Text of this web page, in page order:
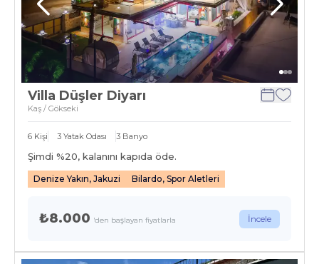
Villa Düşler Diyarı
Kaş / Gökseki
6 Kişi 3 Yatak Odası 3 Banyo
Şimdi %20, kalanını kapıda öde.
Denize Yakın, Jakuzi Bilardo, Spor Aletleri
₺8.000 'den başlayan fiyatlarla İncele